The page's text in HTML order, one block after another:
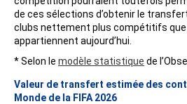
de ces sélections d’obtenir le
clubs nettement plus compétitifs que
appartiennent aujourd’hui.
* Selon le modèle statistique de
Valeur de transfert estimée des
Monde de la FIFA 2026